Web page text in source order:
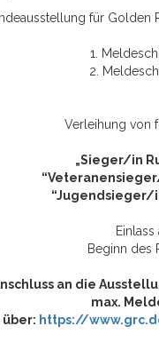
für Golden
1.
2.
Verleihung von
„Sieger/in
“Jugendsieger/
Beginn des
an die
max.
über: https://